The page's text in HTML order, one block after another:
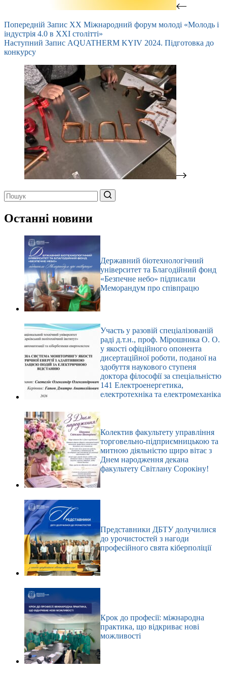
Попередній Запис XX Міжнародний форум молоді «Молодь і
індустрія 4.0 в XXI столітті»
Наступний Запис AQUATHERM KYIV 2024. Підготовка до
конкурсу
результатів
Останні новини
Державний біотехнологічний
університет та Благодійний фонд
«Безпечне небо» підписали
Меморандум про співпрацю
Участь у разовій спеціалізованій
раді д.т.н., проф. Мірошника О. О.
у якості офіційного опонента
дисертаційної роботи, поданої на
здобуття наукового ступеня
доктора філософії за спеціальністю
141 Електроенергетика,
електротехніка та електромеханіка
Колектив факультету управління
торговельно-підприємницькою та
митною діяльністю щиро вітає з
Днем народження декана
факультету Світлану Сорокіну!
Представники ДБТУ долучилися
до урочистостей з нагоди
професійного свята кіберполіції
Крок до професії: міжнародна
практика, що відкриває нові
можливості